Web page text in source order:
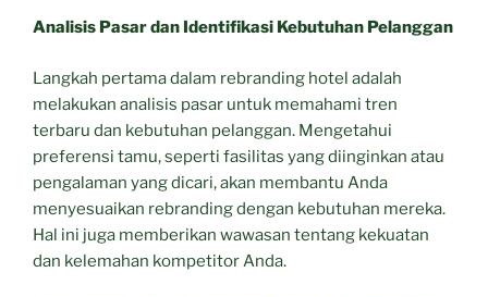
Analisis Pasar dan Identifikasi Kebutuhan Pelanggan
Langkah pertama dalam rebranding hotel adalah
melakukan analisis pasar untuk memahami tren
terbaru dan kebutuhan pelanggan. Mengetahui
preferensi tamu, seperti fasilitas yang diinginkan atau
pengalaman yang dicari, akan membantu Anda
menyesuaikan rebranding dengan kebutuhan mereka.
Hal ini juga memberikan wawasan tentang kekuatan
dan kelemahan kompetitor Anda.